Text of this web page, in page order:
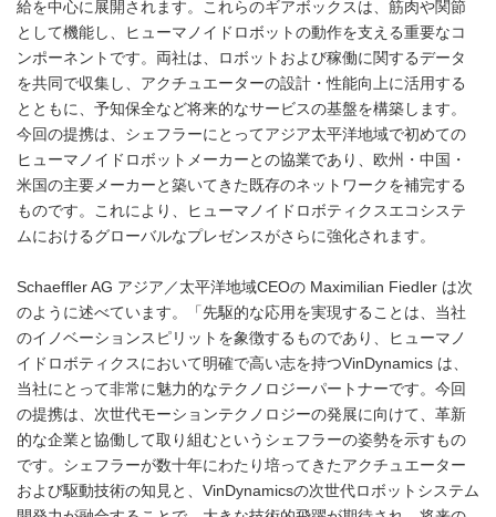
給を中心に展開されます。これらのギアボックスは、筋肉や関節
として機能し、ヒューマノイドロボットの動作を支える重要なコ
ンポーネントです。両社は、ロボットおよび稼働に関するデータ
を共同で収集し、アクチュエーターの設計・性能向上に活用する
とともに、予知保全など将来的なサービスの基盤を構築します。
今回の提携は、シェフラーにとってアジア太平洋地域で初めての
ヒューマノイドロボットメーカーとの協業であり、欧州・中国・
米国の主要メーカーと築いてきた既存のネットワークを補完する
ものです。これにより、ヒューマノイドロボティクスエコシステ
ムにおけるグローバルなプレゼンスがさらに強化されます。
Schaeffler AG アジア／太平洋地域CEOの Maximilian Fiedler は次
のように述べています。「先駆的な応用を実現することは、当社
のイノベーションスピリットを象徴するものであり、ヒューマノ
イドロボティクスにおいて明確で高い志を持つVinDynamics は、
当社にとって非常に魅力的なテクノロジーパートナーです。今回
の提携は、次世代モーションテクノロジーの発展に向けて、革新
的な企業と協働して取り組むというシェフラーの姿勢を示すもの
です。シェフラーが数十年にわたり培ってきたアクチュエーター
および駆動技術の知見と、VinDynamicsの次世代ロボットシステム